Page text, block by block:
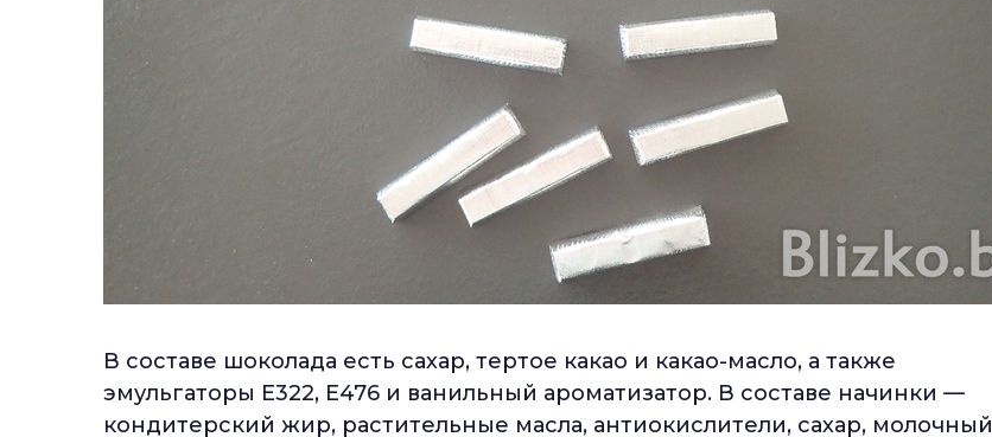
В составе шоколада есть сахар, тертое какао и какао-масло, а также
эмульгаторы Е322, Е476 и ванильный ароматизатор. В составе начинки —
кондитерский жир, растительные масла, антиокислители, сахар, молочный